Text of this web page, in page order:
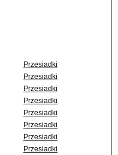
Przesiadki
Przesiadki
Przesiadki
Przesiadki
Przesiadki
Przesiadki
Przesiadki
Przesiadki